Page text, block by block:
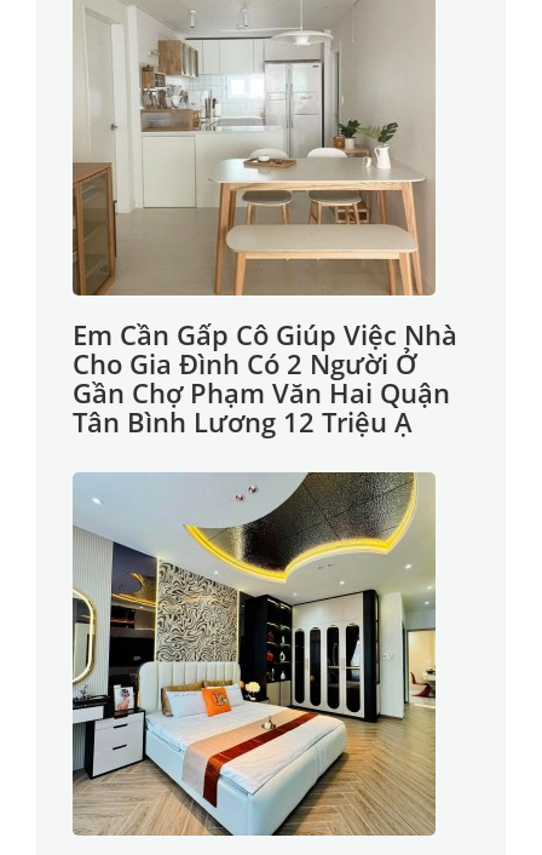
Em Cần Gấp Cô Giúp Việc Nhà
Cho Gia Đình Có 2 Người Ở
Gần Chợ Phạm Văn Hai Quận
Tân Bình Lương 12 Triệu Ạ